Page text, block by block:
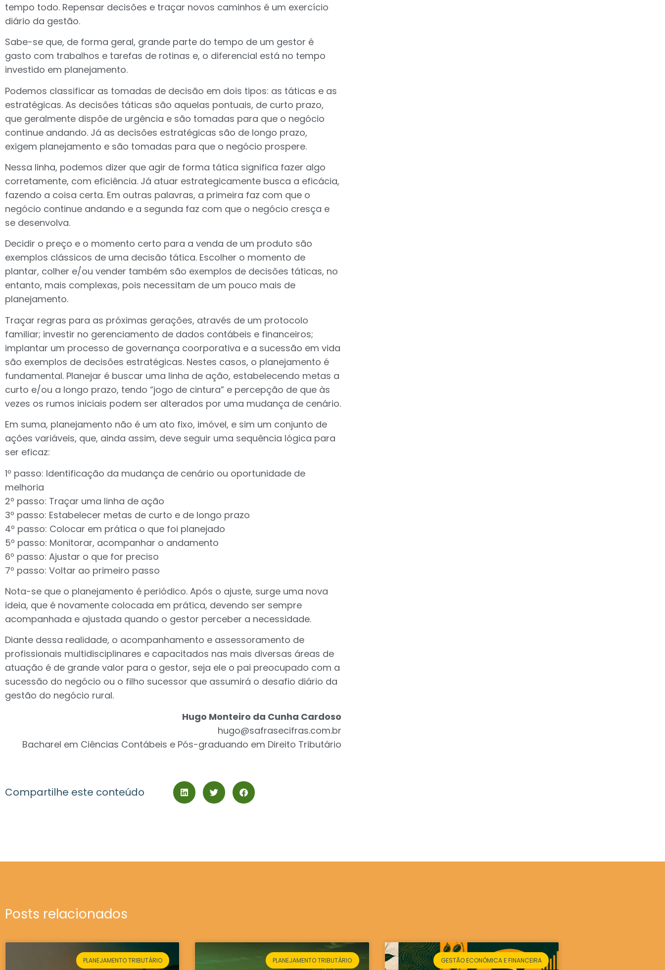
tempo todo. Repensar decisões e traçar novos caminhos é um exercício
diário da gestão.
Sabe-se que, de forma geral, grande parte do tempo de um gestor é
gasto com trabalhos e tarefas de rotinas e, o diferencial está no tempo
investido em planejamento.
Podemos classificar as tomadas de decisão em dois tipos: as táticas e as
estratégicas. As decisões táticas são aquelas pontuais, de curto prazo,
que geralmente dispõe de urgência e são tomadas para que o negócio
continue andando. Já as decisões estratégicas são de longo prazo,
exigem planejamento e são tomadas para que o negócio prospere.
Nessa linha, podemos dizer que agir de forma tática significa fazer algo
corretamente, com eficiência. Já atuar estrategicamente busca a eficácia,
fazendo a coisa certa. Em outras palavras, a primeira faz com que o
negócio continue andando e a segunda faz com que o negócio cresça e
se desenvolva.
Decidir o preço e o momento certo para a venda de um produto são
exemplos clássicos de uma decisão tática. Escolher o momento de
plantar, colher e/ou vender também são exemplos de decisões táticas, no
entanto, mais complexas, pois necessitam de um pouco mais de
planejamento.
Traçar regras para as próximas gerações, através de um protocolo
familiar; investir no gerenciamento de dados contábeis e financeiros;
implantar um processo de governança coorporativa e a sucessão em vida
são exemplos de decisões estratégicas. Nestes casos, o planejamento é
fundamental. Planejar é buscar uma linha de ação, estabelecendo metas a
curto e/ou a longo prazo, tendo “jogo de cintura” e percepção de que às
vezes os rumos iniciais podem ser alterados por uma mudança de cenário.
Em suma, planejamento não é um ato fixo, imóvel, e sim um conjunto de
ações variáveis, que, ainda assim, deve seguir uma sequência lógica para
ser eficaz:
1º passo: Identificação da mudança de cenário ou oportunidade de
melhoria
2º passo: Traçar uma linha de ação
3º passo: Estabelecer metas de curto e de longo prazo
4º passo: Colocar em prática o que foi planejado
5º passo: Monitorar, acompanhar o andamento
6º passo: Ajustar o que for preciso
7º passo: Voltar ao primeiro passo
Nota-se que o planejamento é periódico. Após o ajuste, surge uma nova
ideia, que é novamente colocada em prática, devendo ser sempre
acompanhada e ajustada quando o gestor perceber a necessidade.
Diante dessa realidade, o acompanhamento e assessoramento de
profissionais multidisciplinares e capacitados nas mais diversas áreas de
atuação é de grande valor para o gestor, seja ele o pai preocupado com a
sucessão do negócio ou o filho sucessor que assumirá o desafio diário da
gestão do negócio rural.
Hugo Monteiro da Cunha Cardoso
hugo@safrasecifras.com.br
Bacharel em Ciências Contábeis e Pós-graduando em Direito Tributário
Compartilhe este conteúdo
Posts relacionados
PLANEJAMENTO TRIBUTÁRIO PLANEJAMENTO TRIBUTÁRIO GESTÃO ECONÔMICA E FINANCEIRA